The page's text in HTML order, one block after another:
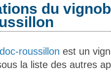
du
roussillon est un
la liste des autres